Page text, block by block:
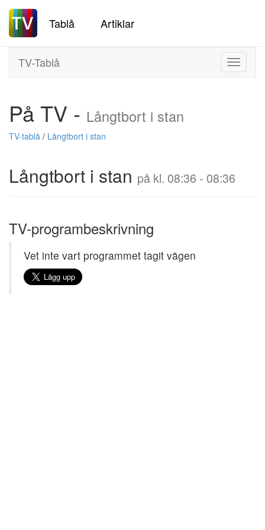
Tablå Artiklar
Toggle
TV-Tablå
På TV - Långtbort i stan
TV-tablå / Långtbort i stan
Långtbort i stan på kl. 08:36 - 08:36
TV-programbeskrivning
Vet inte vart programmet tagit vägen